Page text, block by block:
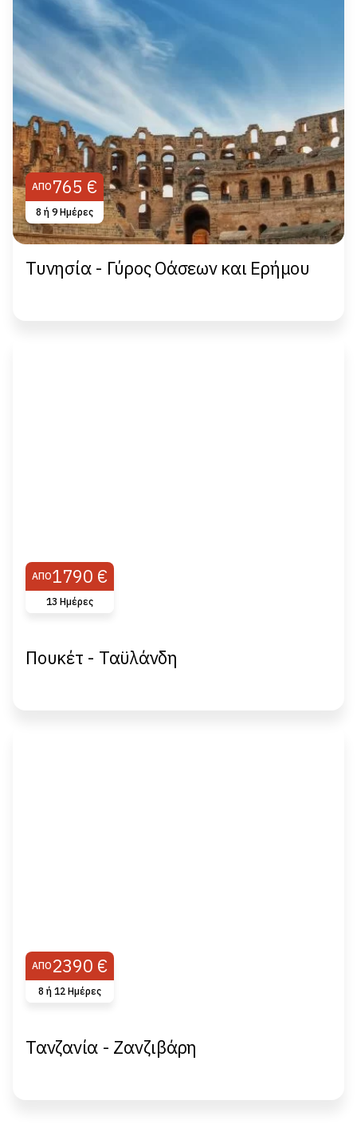
ΑΠΌ 765 €
8 ή 9 Ημέρες
Τυνησία - Γύρος Οάσεων και Ερήμου
ΑΠΌ1790 €
13 Ημέρες
Πουκέτ - Ταϋλάνδη
ΑΠΌ 2390 €
8 ή 12 Ημέρες
Τανζανία - Ζανζιβάρη